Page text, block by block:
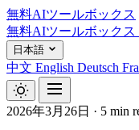
無料AIツールボックス
無料AIツールボックス
日本語
中文 English Deutsch
2026年3月26日 · 5 min